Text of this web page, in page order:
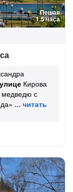
Пешая
1.5 часа
улице Кирова
медведю с